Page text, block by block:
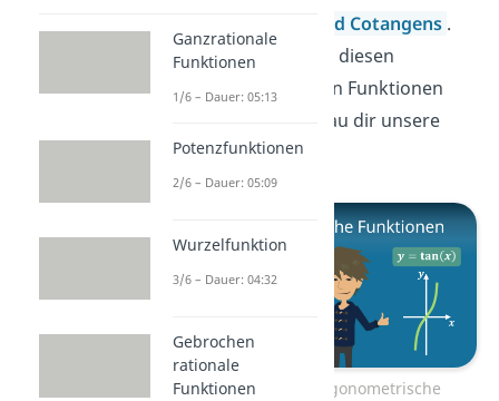
Sinus, Cosinus und Cotangens .
Wenn du mehr zu diesen
trigonometrischen Funktionen
wissen willst, schau dir unsere
Videos dazu an!
Zum Video: Trigonometrische
Ganzrationale
Funktionen
1/6 – Dauer: 05:13
Potenzfunktionen
2/6 – Dauer: 05:09
Wurzelfunktion
3/6 – Dauer: 04:32
Gebrochen
rationale
Funktionen